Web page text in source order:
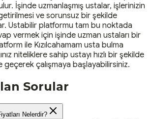
İşinde uzmanlaşmış ustalar, işlerinizin
ve sorunsuz bir şekilde
Ustabilir platformu tam bu noktada
vermek için işinde uzman ustaları bir
ile Kızılcahamam usta bulma
niteliklere sahip ustayı hızlı bir şekilde
geçerek çalışmaya başlayabilirsiniz.
Sorular
Nelerdir?